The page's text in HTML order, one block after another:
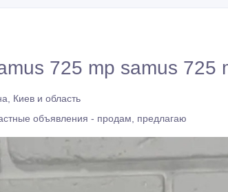
725 mp samus 725
Киев и область
объявления - продам, предлагаю